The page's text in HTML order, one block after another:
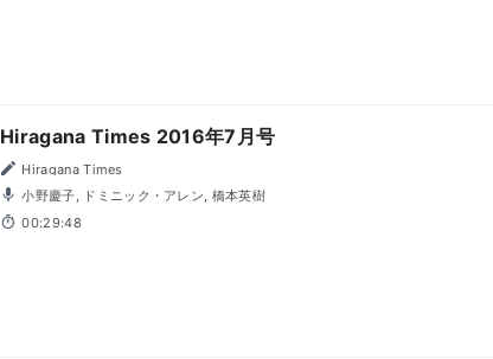
Hiragana Times 2016年7月号
Hiragana Times
小野慶子, ドミニック・アレン, 橋本英樹
00:29:48